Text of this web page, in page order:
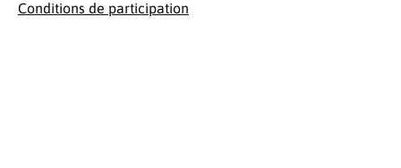
Conditions de participation